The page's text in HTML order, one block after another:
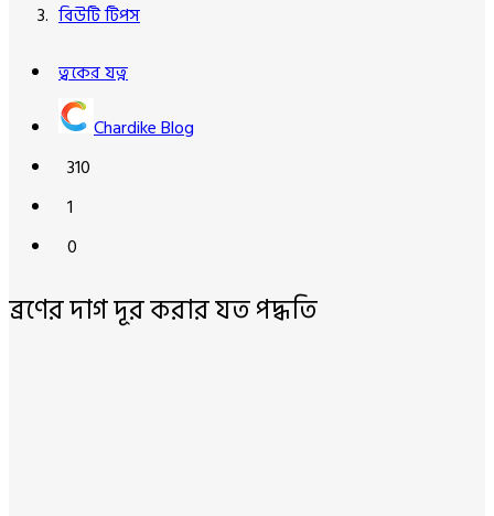
বিউটি টিপস
ত্বকের যত্ন
Chardike Blog
310
1
0
ব্রণের দাগ দূর করার যত পদ্ধতি